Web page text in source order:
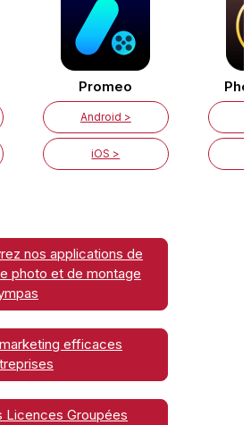
Promeo
Android >
iOS >
nos applications de
photo et de montage
efficaces
Licences Groupées